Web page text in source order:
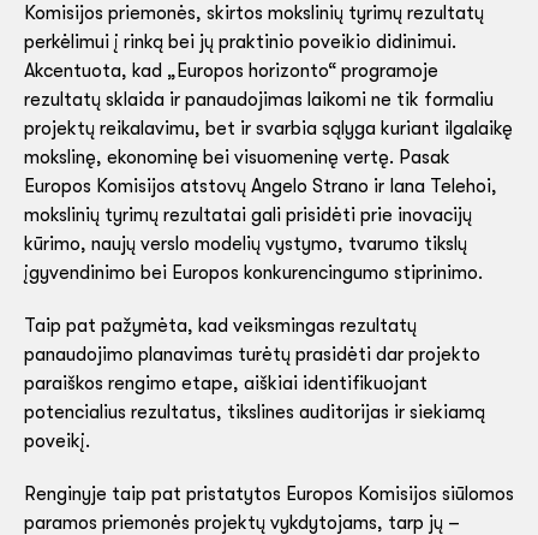
Komisijos priemonės, skirtos mokslinių tyrimų rezultatų
perkėlimui į rinką bei jų praktinio poveikio didinimui.
Akcentuota, kad „Europos horizonto“ programoje
rezultatų sklaida ir panaudojimas laikomi ne tik formaliu
projektų reikalavimu, bet ir svarbia sąlyga kuriant ilgalaikę
mokslinę, ekonominę bei visuomeninę vertę. Pasak
Europos Komisijos atstovų Angelo Strano ir Iana Telehoi,
mokslinių tyrimų rezultatai gali prisidėti prie inovacijų
kūrimo, naujų verslo modelių vystymo, tvarumo tikslų
įgyvendinimo bei Europos konkurencingumo stiprinimo.
Taip pat pažymėta, kad veiksmingas rezultatų
panaudojimo planavimas turėtų prasidėti dar projekto
paraiškos rengimo etape, aiškiai identifikuojant
potencialius rezultatus, tikslines auditorijas ir siekiamą
poveikį.
Renginyje taip pat pristatytos Europos Komisijos siūlomos
paramos priemonės projektų vykdytojams, tarp jų –